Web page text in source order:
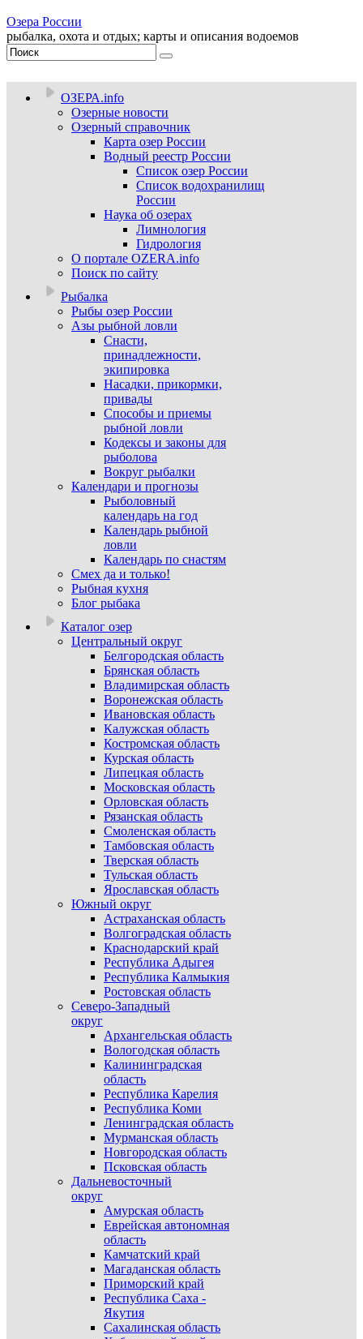
Озера России
рыбалка, охота и отдых; карты и описания водоемов
ОЗЕРА.info
Озерные новости
Озерный справочник
Карта озер России
Водный реестр России
Список озер России
Список водохранилищ
России
Наука об озерах
Лимнология
Гидрология
О портале OZERA.info
Поиск по сайту
Рыбалка
Рыбы озер России
Азы рыбной ловли
Снасти,
принадлежности,
экипировка
Насадки, прикормки,
привады
Способы и приемы
рыбной ловли
Кодексы и законы для
рыболова
Вокруг рыбалки
Календари и прогнозы
Рыболовный
календарь на год
Календарь рыбной
ловли
Календарь по снастям
Смех да и только!
Рыбная кухня
Блог рыбака
Каталог озер
Центральный округ
Белгородская область
Брянская область
Владимирская область
Воронежская область
Ивановская область
Калужская область
Костромская область
Курская область
Липецкая область
Московская область
Орловская область
Рязанская область
Смоленская область
Тамбовская область
Тверская область
Тульская область
Ярославская область
Южный округ
Астраханская область
Волгоградская область
Краснодарский край
Республика Адыгея
Республика Калмыкия
Ростовская область
Северо-Западный
округ
Архангельская область
Вологодская область
Калининградская
область
Республика Карелия
Республика Коми
Ленинградская область
Мурманская область
Новгородская область
Псковская область
Дальневосточный
округ
Амурская область
Еврейская автономная
область
Камчатский край
Магаданская область
Приморский край
Республика Саха -
Якутия
Сахалинская область